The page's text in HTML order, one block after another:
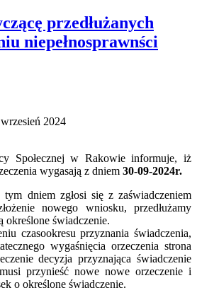
przedłużanych
niepełnosprawnści
2024
Społecznej w Rakowie informuje, iż
wygasają z dniem 30-09-2024r.
tym dniem zgłosi się z zaświadczeniem
nowego wniosku, przedłużamy
określone świadczenie.
czasookresu przyznania świadczenia,
wygaśnięcia orzeczenia strona
decyzja przyznająca świadczenie
przynieść nowe nowe orzeczenie i
o określone świadczenie.